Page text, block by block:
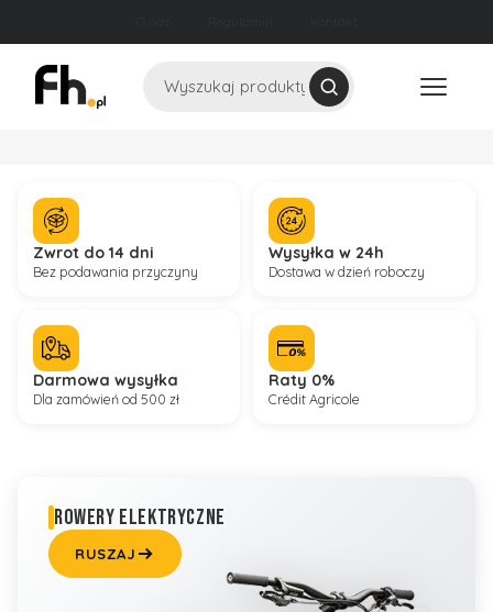
Szukaj
Zwrot do 14 dni
Bez podawania przyczyny
Wysyłka w 24h
Dostawa w dzień roboczy
Darmowa wysyłka
Dla zamówień od 500 zł
Raty 0%
Crédit Agricole
ROWERY ELEKTRYCZNE
RUSZAJ